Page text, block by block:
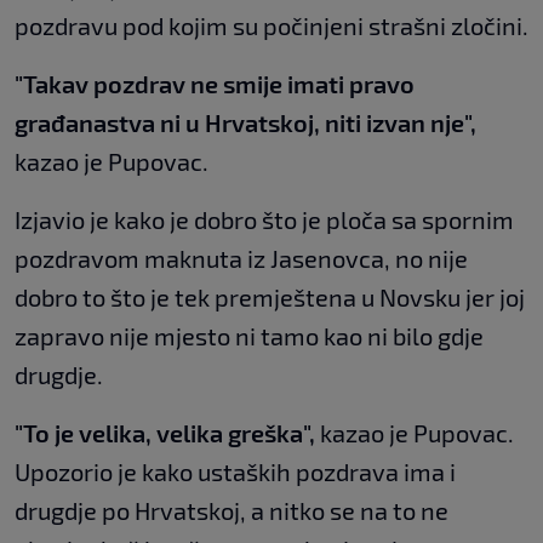
pozdravu pod kojim su počinjeni strašni zločini.
"Takav pozdrav ne smije imati pravo
građanastva ni u Hrvatskoj, niti izvan nje",
kazao je Pupovac.
Izjavio je kako je dobro što je ploča sa spornim
pozdravom maknuta iz Jasenovca, no nije
dobro to što je tek premještena u Novsku jer joj
zapravo nije mjesto ni tamo kao ni bilo gdje
drugdje.
"To je velika, velika greška", kazao je Pupovac.
Upozorio je kako ustaških pozdrava ima i
drugdje po Hrvatskoj, a nitko se na to ne